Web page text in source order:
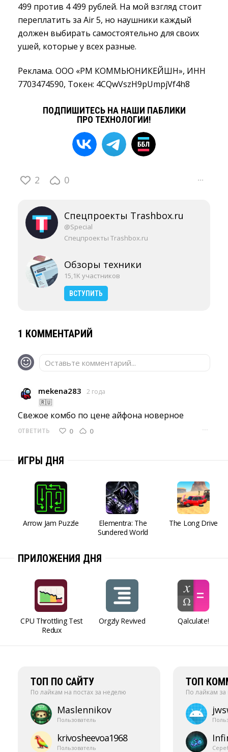
499 против 4 499 рублей. На мой взгляд стоит
переплатить за Air 5, но наушники каждый
должен выбирать самостоятельно для своих
ушей, которые у всех разные.
Реклама. ООО «РМ КОММЬЮНИКЕЙШН», ИНН
7703474590, Токен: 4CQwVszH9pUmpjVf4h8
ПОДПИШИТЕСЬ НА НАШИ ПАБЛИКИ
ПРО ТЕХНОЛОГИИ!
2 0 ···
Спецпроекты Trashbox.ru
@Special
Спецпроекты Trashbox.ru
Обзоры техники
15,1K участников
ВСТУПИТЬ
1 КОММЕНТАРИЙ
Оставьте комментарий...
mekena283
2 года
🇷🇺
Свежое комбо по цене айфона новерное
ОТВЕТИТЬ 0 0 ···
ИГРЫ ДНЯ
Arrow Jam Puzzle
Elementra: The
Sundered World
The Long Drive
ПРИЛОЖЕНИЯ ДНЯ
CPU Throttling Test
Redux
Orgzly Revived Qalculate!
ТОП ПО САЙТУ
По лайкам на постах за неделю
Maslennikov
Пользователь
krivosheevoa1968
Пользователь
ТОП
По лайкам